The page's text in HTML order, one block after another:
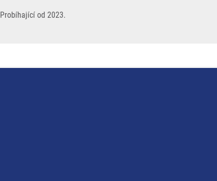
Probíhající od 2023.